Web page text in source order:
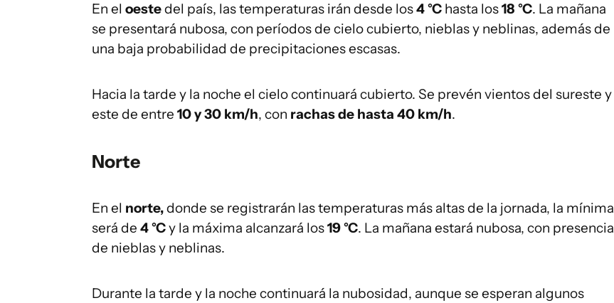
En el oestedel país, las temperaturas irán desde los4 °C hasta los18 °C. La mañana
se presentará nubosa, con períodos de cielo cubierto, nieblas y neblinas, además de
una baja probabilidad de precipitaciones escasas.
Hacia la tarde y la noche el cielo continuará cubierto. Se prevén vientos del sureste y
este de entre 10 y 30 km/h, con rachas de hasta 40 km/h.
Norte
En el norte,donde se registrarán las temperaturas más altas de la jornada, la mínima
será de 4 °Cy la máxima alcanzará los19 °C. La mañana estará nubosa, con presencia
de nieblas y neblinas.
Durante la tarde y la noche continuará la nubosidad, aunque se esperan algunos